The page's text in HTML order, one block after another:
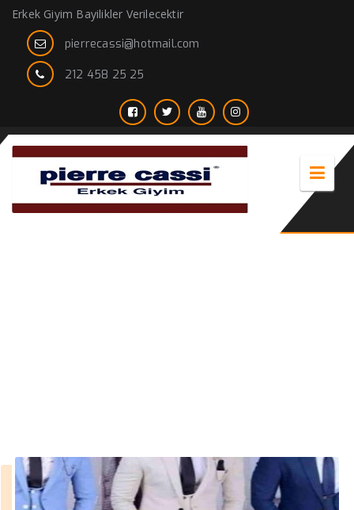
Erkek Giyim Bayilikler Verilecektir
pierrecassi@hotmail.com
212 458 25 25